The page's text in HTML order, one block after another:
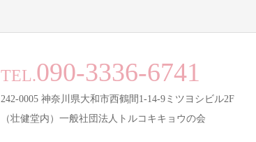
TEL.090-3336-6741
242-0005 神奈川県大和市西鶴間1-14-9ミツヨシビル2F
（壮健堂内）一般社団法人トルコキキョウの会